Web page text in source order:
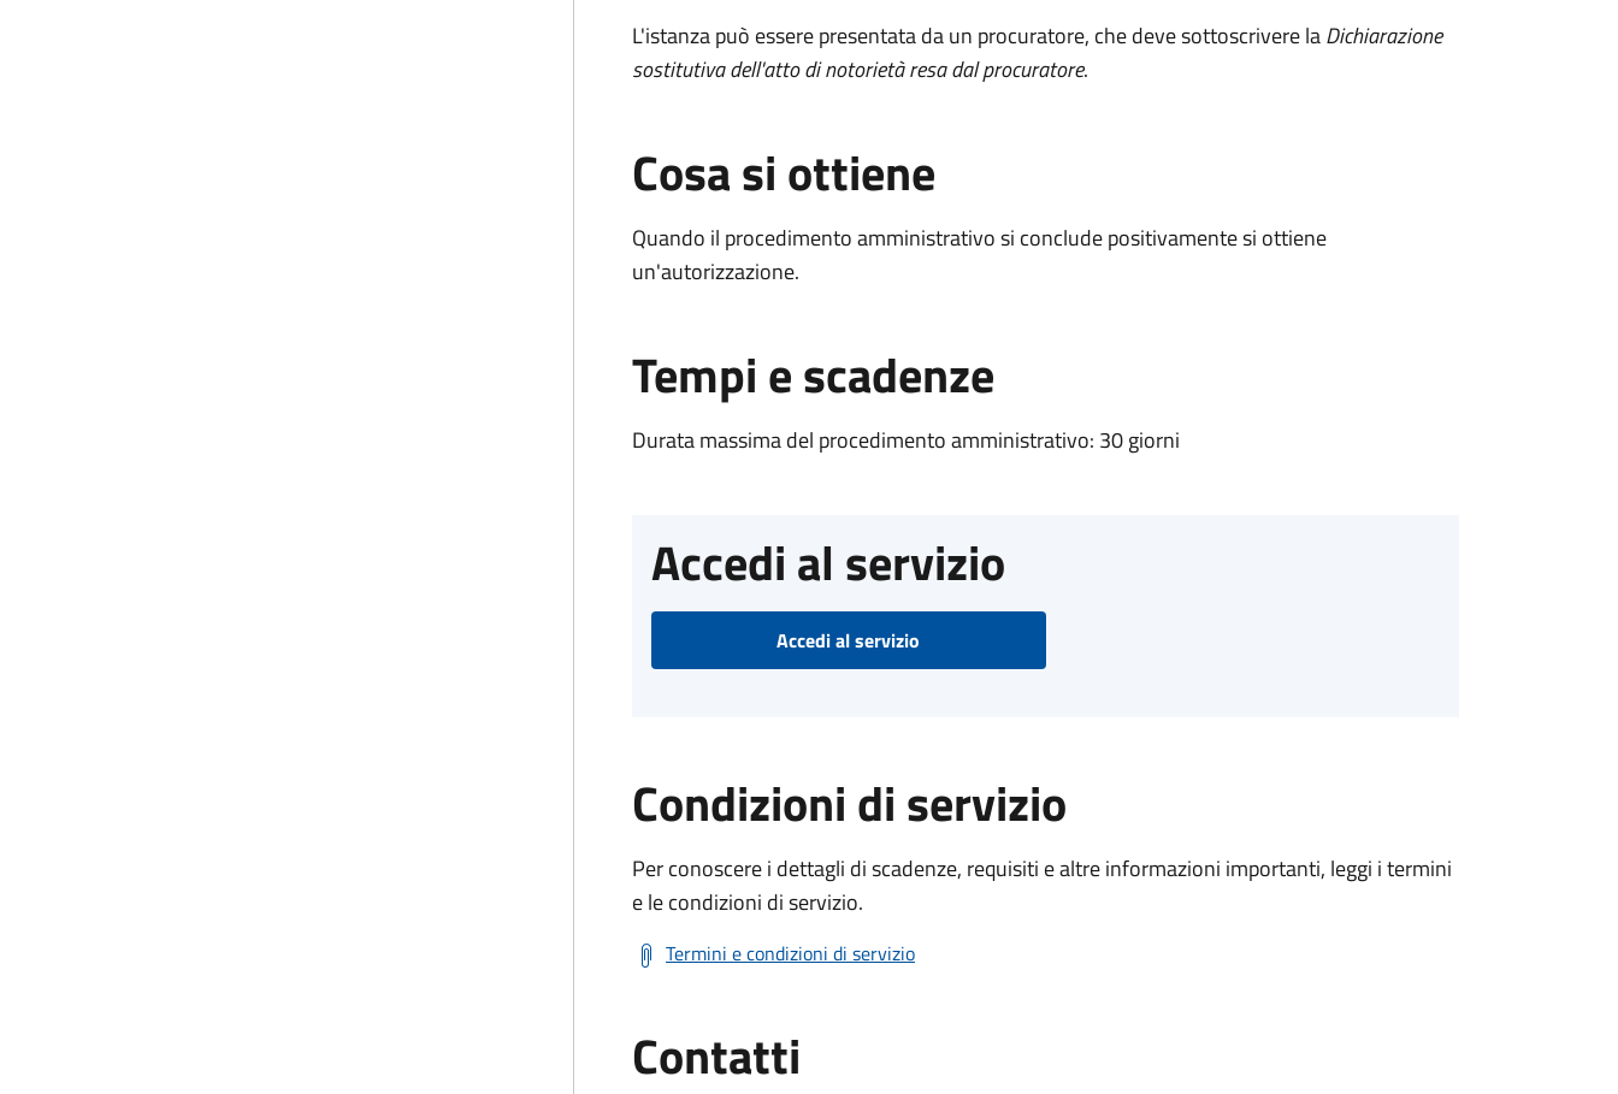
L'istanza può essere presentata da un procuratore, che deve sottoscrivere laDichiarazione
sostitutiva dell'atto di notorietà resa dal procuratore.
Cosa si ottiene
Quando il procedimento amministrativo si conclude positivamente si ottiene
un'autorizzazione.
Tempi e scadenze
Durata massima del procedimento amministrativo: 30 giorni
Accedi al servizio
Accedi al servizio
Condizioni di servizio
Per conoscere i dettagli di scadenze, requisiti e altre informazioni importanti, leggi i termini
e le condizioni di servizio.
Termini e condizioni di servizio
Contatti